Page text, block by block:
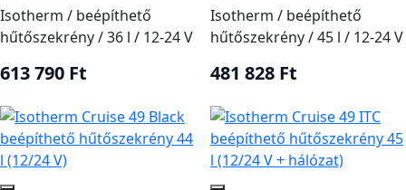
Isotherm / beépíthető
hűtőszekrény / 36 l / 12-24 V
613 790 Ft
Isotherm / beépíthető
hűtőszekrény / 45 l / 12-24 V
481 828 Ft